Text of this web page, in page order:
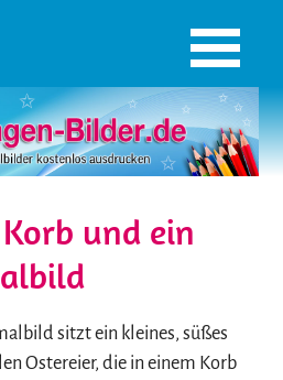
und ein
sitzt ein kleines, süßes
Ostereier, die in einem Korb